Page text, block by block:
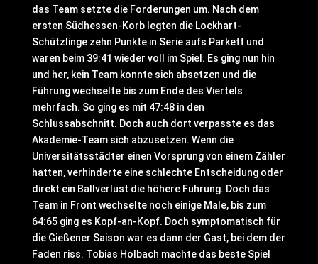
das Team setzte die Forderungen um. Nach dem
ersten Südhessen-Korb legten die Lockhart-
Schützlinge zehn Punkte in Serie aufs Parkett und
waren beim 39:41 wieder voll im Spiel. Es ging nun hin
und her, kein Team konnte sich absetzen und die
Führung wechselte bis zum Ende des Viertels
mehrfach. So ging es mit 47:48 in den
Schlussabschnitt. Doch auch dort verpasste es das
Akademie-Team sich abzusetzen. Wenn die
Universitätsstädter einen Vorsprung von einem Zähler
hatten, verhinderte eine schlechte Entscheidung oder
direkt ein Ballverlust die höhere Führung. Doch das
Team in Front wechselte noch einige Male, bis zum
64:65 ging es Kopf-an-Kopf. Doch symptomatisch für
die Gießener Saison war es dann der Gast, bei dem der
Faden riss. Tobias Holbach machte das beste Spiel